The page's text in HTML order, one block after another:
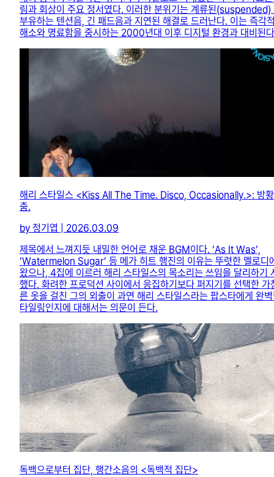
림과 회상이 주요 정서였다. 이러한 분위기는 계류된(suspended)
부유하는 텐션음, 긴 패드음과 지연된 해결로 드러난다. 이는 즉각
해소와 명료함을 중시하는 2000년대 이후 디지털 환경과 대비된
해리 스타일스 <Kiss All The Time. Disco, Occasionally.>: 방
춤.
by 정기엽 | 2026.03.09
제목에서 느껴지듯 내밀한 언어로 채운 BGM이다. ‘As It Was’,
‘Watermelon Sugar’ 등 메가 히트 행진의 이유는 뚜렷한 멜로디
왔으나, 4집에 이르러 해리 스타일스의 목소리는 쓰임을 달리하기
했다. 화려한 프로덕션 사이에서 응집하기보다 퍼지기를 선택한 가
른 옷을 걸친 그의 외출이 과연 해리 스타일스라는 팝스타에게 완
타일링인지에 대해서는 의문이 든다.
독백으로부터 집단, 행간소음의 <독백적 집단>